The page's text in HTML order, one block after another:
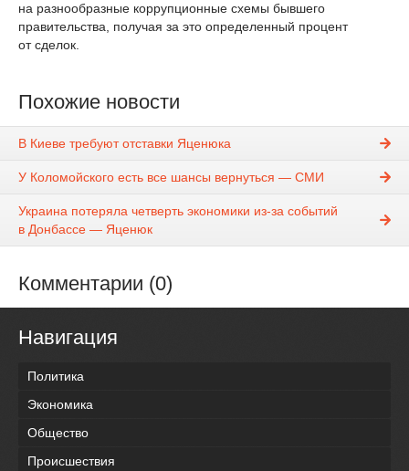
на разнообразные коррупционные схемы бывшего
правительства, получая за это определенный процент
от сделок.
Похожие новости
В Киеве требуют отставки Яценюка
У Коломойского есть все шансы вернуться — СМИ
Украина потеряла четверть экономики из-за событий
в Донбассе — Яценюк
Комментарии (0)
Навигация
Политика
Экономика
Общество
Происшествия